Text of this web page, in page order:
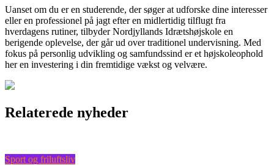
Uanset om du er en studerende, der søger at udforske dine interesser
eller en professionel på jagt efter en midlertidig tilflugt fra
hverdagens rutiner, tilbyder Nordjyllands Idrætshøjskole en
berigende oplevelse, der går ud over traditionel undervisning. Med
fokus på personlig udvikling og samfundssind er et højskoleophold
her en investering i din fremtidige vækst og velvære.
Relaterede nyheder
Sport og friluftsliv